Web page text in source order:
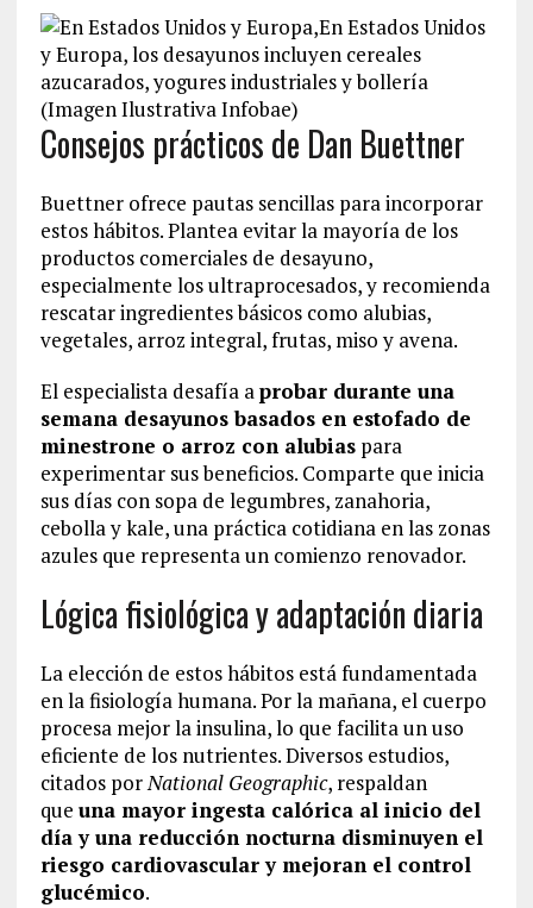
En Estados Unidos
y Europa, los desayunos incluyen cereales
azucarados, yogures industriales y bollería
(Imagen Ilustrativa Infobae)
Consejos prácticos de Dan Buettner
Buettner ofrece pautas sencillas para incorporar
estos hábitos. Plantea evitar la mayoría de los
productos comerciales de desayuno,
especialmente los ultraprocesados, y recomienda
rescatar ingredientes básicos como alubias,
vegetales, arroz integral, frutas, miso y avena.
El especialista desafía aprobar durante una
semana desayunos basados en estofado de
minestrone o arroz con alubiaspara
experimentar sus beneficios. Comparte que inicia
sus días con sopa de legumbres, zanahoria,
cebolla y kale, una práctica cotidiana en las zonas
azules que representa un comienzo renovador.
Lógica fisiológica y adaptación diaria
La elección de estos hábitos está fundamentada
en la fisiología humana. Por la mañana, el cuerpo
procesa mejor la insulina, lo que facilita un uso
eficiente de los nutrientes. Diversos estudios,
citados porNational Geographic, respaldan
que una mayor ingesta calórica al inicio del
día y una reducción nocturna disminuyen el
riesgo cardiovascular y mejoran el control
glucémico.